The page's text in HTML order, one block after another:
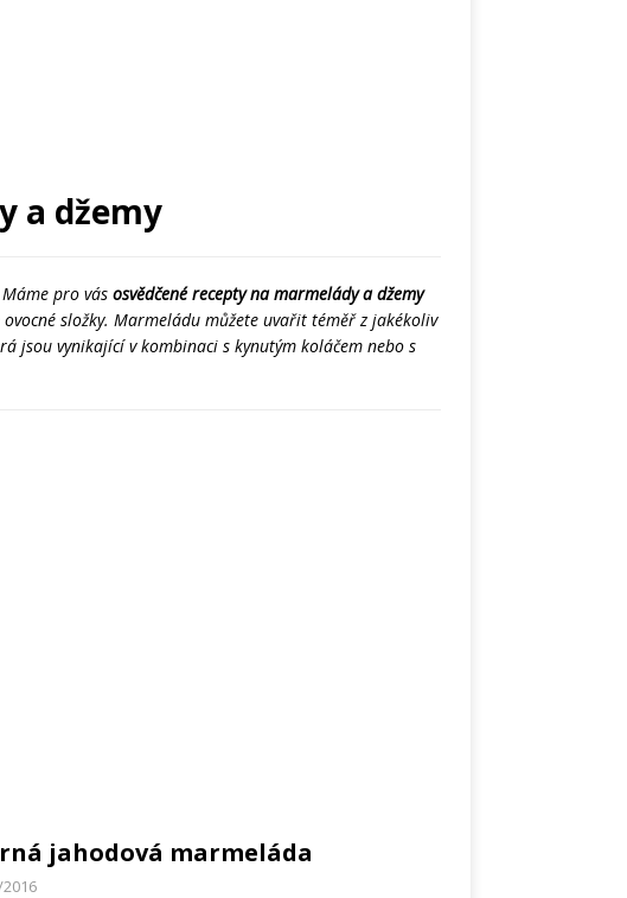
a džemy
pro vás osvědčené recepty na marmelády a džemy
složky. Marmeládu můžete uvařit téměř z jakékoliv
jsou vynikající v kombinaci s kynutým koláčem nebo s
jahodová marmeláda